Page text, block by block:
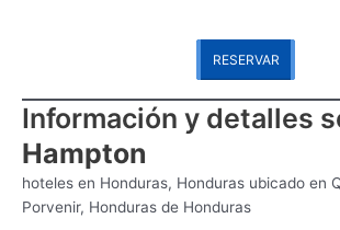
RESERVAR
Información y detalles
Hampton
hoteles en Honduras, Honduras ubicado en
Porvenir, Honduras de Honduras